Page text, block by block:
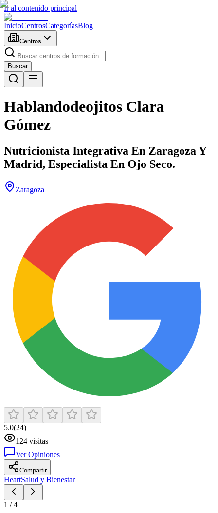
Ir al contenido principal
InicioCentrosCategoríasBlog
Centros
Buscar
Hablandodeojitos Clara
Gómez
Nutricionista Integrativa En Zaragoza Y
Madrid, Especialista En Ojo Seco.
Zaragoza
5.0(24)
124 visitas
Ver Opiniones
Compartir
HeartSalud y Bienestar
1 /4